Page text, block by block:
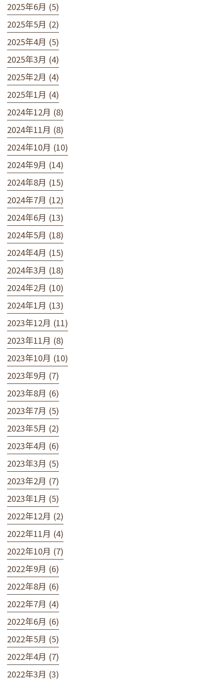
2025年6月 (5)
2025年5月 (2)
2025年4月 (5)
2025年3月 (4)
2025年2月 (4)
2025年1月 (4)
2024年12月 (8)
2024年11月 (8)
2024年10月 (10)
2024年9月 (14)
2024年8月 (15)
2024年7月 (12)
2024年6月 (13)
2024年5月 (18)
2024年4月 (15)
2024年3月 (18)
2024年2月 (10)
2024年1月 (13)
2023年12月 (11)
2023年11月 (8)
2023年10月 (10)
2023年9月 (7)
2023年8月 (6)
2023年7月 (5)
2023年5月 (2)
2023年4月 (6)
2023年3月 (5)
2023年2月 (7)
2023年1月 (5)
2022年12月 (2)
2022年11月 (4)
2022年10月 (7)
2022年9月 (6)
2022年8月 (6)
2022年7月 (4)
2022年6月 (6)
2022年5月 (5)
2022年4月 (7)
2022年3月 (3)